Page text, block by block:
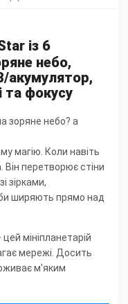
із 6
небо,
акумулятор,
та фокусу
зоряне небо? а
магію. Коли навіть
Він перетворює стіни
зірками,
ширяють прямо над
мініпланетарій
мережі. Досить
м'яким